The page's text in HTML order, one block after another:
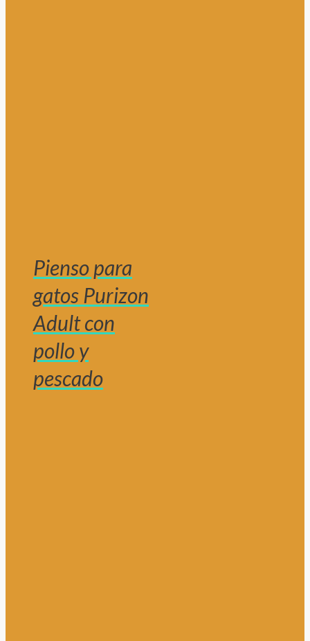
Pienso para
gatos Purizon
Adult con
pollo y
pescado